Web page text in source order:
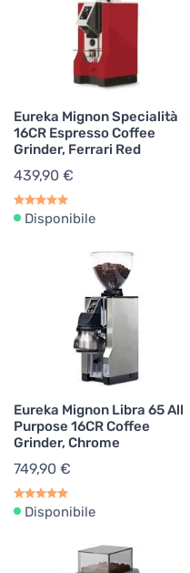
Eureka Mignon Specialità
16CR Espresso Coffee
Grinder, Ferrari Red
439,90 €
Disponibile
Eureka Mignon Libra 65 All
Purpose 16CR Coffee
Grinder, Chrome
749,90 €
Disponibile